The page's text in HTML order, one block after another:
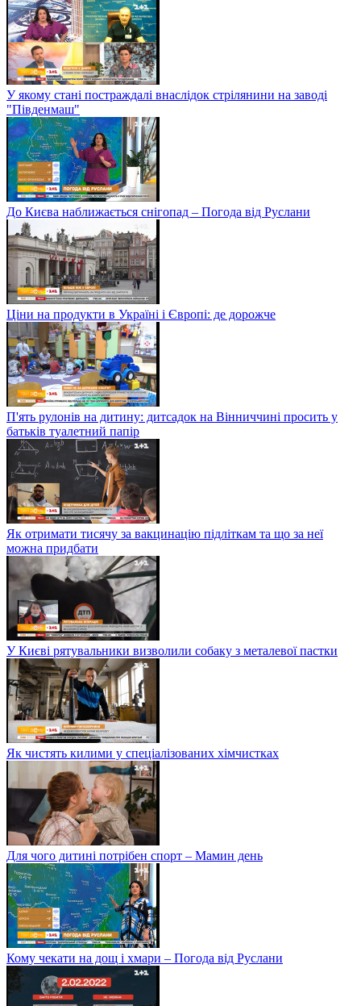
У якому стані постраждалі внаслідок стрілянини на заводі
"Південмаш"
До Києва наближається снігопад – Погода від Руслани
Ціни на продукти в Україні і Європі: де дорожче
П'ять рулонів на дитину: дитсадок на Вінниччині просить у
батьків туалетний папір
Як отримати тисячу за вакцинацію підліткам та що за неї
можна придбати
У Києві рятувальники визволили собаку з металевої пастки
Як чистять килими у спеціалізованих хімчистках
Для чого дитині потрібен спорт – Мамин день
Кому чекати на дощ і хмари – Погода від Руслани